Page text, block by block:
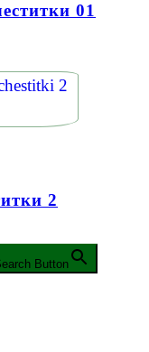
01
2
Button